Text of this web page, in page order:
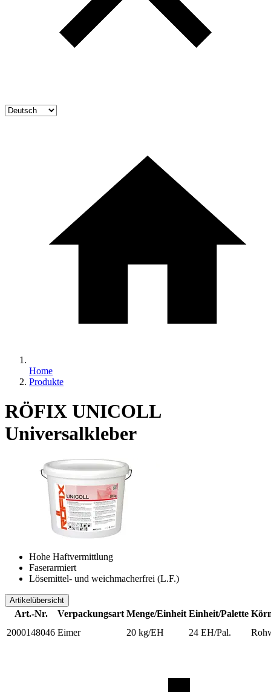
Home
Produkte
RÖFIX UNICOLL
Universalkleber
Hohe Haftvermittlung
Faserarmiert
Lösemittel- und weichmacherfrei (L.F.)
Artikelübersicht
Art.-Nr. Verpackungsart Menge/Einheit Einheit/Palette
2000148046 Eimer 20 kg/EH 24 EH/Pal.